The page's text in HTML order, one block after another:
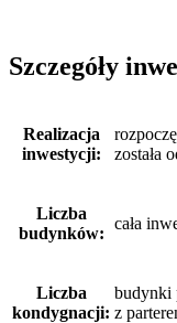
Szczegóły
Realizacja
inwestycji:
została
Liczba
budynków:
cała
Liczba
kondygnacji:
budynki
z